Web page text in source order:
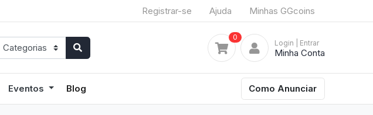
Registrar-se Ajuda Minhas GGcoins
0
Login | Entrar
Minha Conta
Eventos Blog Como Anunciar